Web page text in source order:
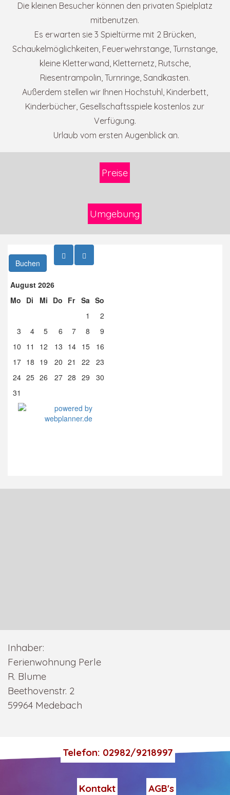
Die kleinen Besucher können den privaten Spielplatz
mitbenutzen.
Es erwarten sie 3 Spieltürme mit 2 Brücken,
Schaukelmöglichkeiten, Feuerwehrstange, Turnstange,
kleine Kletterwand, Kletternetz, Rutsche,
Riesentrampolin, Turnringe, Sandkasten.
Außerdem stellen wir Ihnen Hochstuhl, Kinderbett,
Kinderbücher, Gesellschaftsspiele kostenlos zur
Verfügung.
Urlaub vom ersten Augenblick an.
Preise
Umgebung
Inhaber:
Ferienwohnung Perle
R. Blume
Beethovenstr. 2
59964 Medebach
Kontakt AGB's
Telefon: 02982/9218997